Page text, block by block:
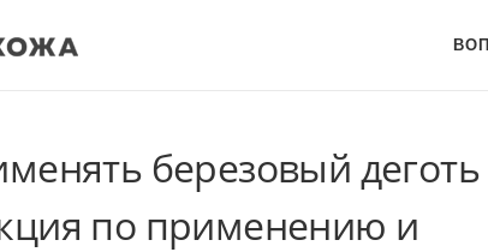
березовый
по применению и